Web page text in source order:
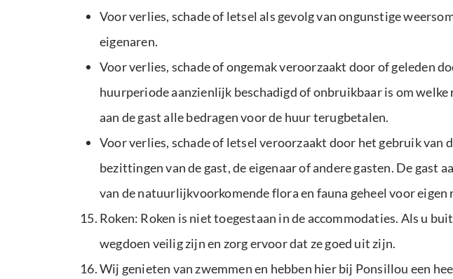
Voor verlies, schade of letsel als gevolg van ongunstige
eigenaren.
Voor verlies, schade of ongemak veroorzaakt door of geleden
huurperiode aanzienlijk beschadigd of onbruikbaar is om welke
aan de gast alle bedragen voor de huur terugbetalen.
Voor verlies, schade of letsel veroorzaakt door het gebruik
bezittingen van de gast, de eigenaar of andere gasten. De
van de natuurlijkvoorkomende flora en fauna geheel voor eigen
Roken: Roken is niet toegestaan in de accommodaties. Als u
wegdoen veilig zijn en zorg ervoor dat ze goed uit zijn.
Wij genieten van zwemmen en hebben hier bij Ponsillou een